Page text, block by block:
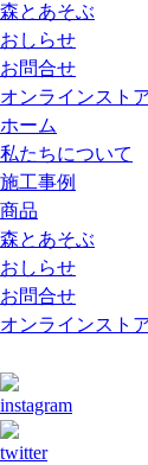
森とあそぶ
おしらせ
お問合せ
オンラインスト
ホーム
私たちについて
施工事例
商品
森とあそぶ
おしらせ
お問合せ
オンラインスト